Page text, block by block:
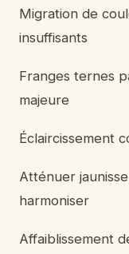
Migration de
insuffisants
Franges ternes
majeure
Éclaircissement
Atténuer
harmoniser
Affaiblissement